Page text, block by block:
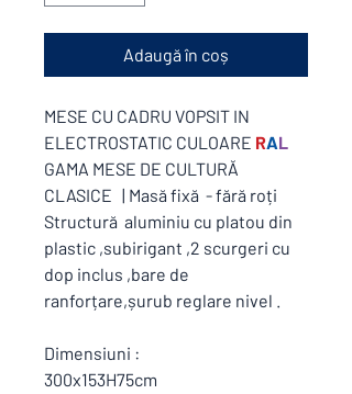
Adaugă în coș
MESE CU CADRU VOPSIT IN
ELECTROSTATIC CULOARE RAL
GAMA MESE DE CULTURĂ
CLASICE | Masă fixă - fără roți
Structură aluminiu cu platou din
plastic ,subirigant ,2 scurgeri cu
dop inclus ,bare de
ranforțare,șurub reglare nivel .
Dimensiuni :
300x153H75cm